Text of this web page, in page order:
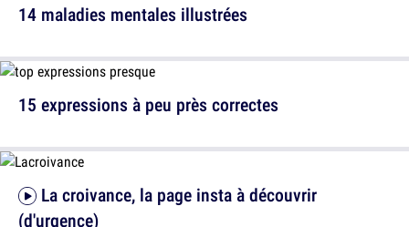
14 maladies mentales illustrées
(d'urgence)
15 expressions à peu près correctes